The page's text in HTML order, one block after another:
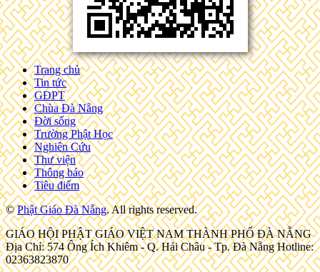
Trang chủ
Tin tức
GĐPT
Chùa Đà Nẵng
Đời sống
Trường Phật Học
Nghiên Cứu
Thư viện
Thông báo
Tiêu điểm
©Phật Giáo Đà Nẵng. All rights reserved.
GIÁO HỘI PHẬT GIÁO VIỆT NAM THÀNH PHỐ ĐÀ NẴNG
Địa Chỉ: 574 Ông Ích Khiêm - Q. Hải Châu - Tp. Đà Nẵng Hotline:
02363823870